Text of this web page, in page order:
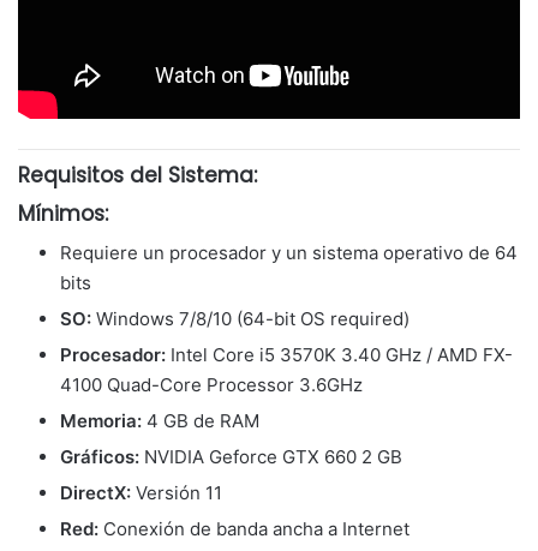
Requisitos del Sistema:
Mínimos:
Requiere un procesador y un sistema operativo de 64
bits
SO: Windows 7/8/10 (64-bit OS required)
Procesador: Intel Core i5 3570K 3.40 GHz / AMD FX-
4100 Quad-Core Processor 3.6GHz
Memoria: 4 GB de RAM
Gráficos: NVIDIA Geforce GTX 660 2 GB
DirectX: Versión 11
Red: Conexión de banda ancha a Internet